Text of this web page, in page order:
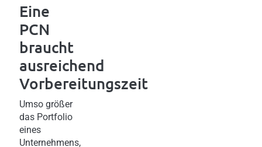
Eine
PCN
braucht
ausreichend
Vorbereitungszeit
Umso größer
das Portfolio
eines
Unternehmens,